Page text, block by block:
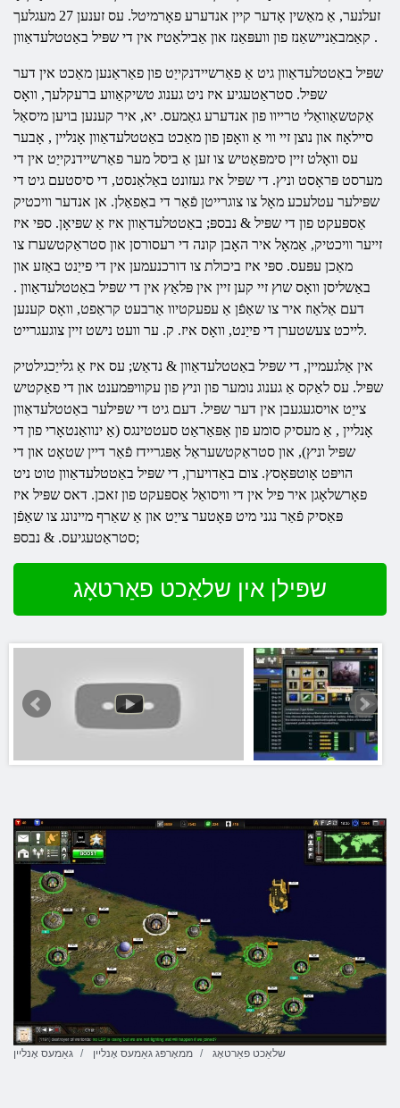
זעלנער, אַ מאַשין אָדער קיין אנדערע פאָרמיטל. עס זענען 27 מעגלעך
קאַמבאַניישאַנז פון וועפּאַנז און אַבילאַטיז אין די שפּיל .
שפּיל באַטטלעדאַוון גיט אַ פאַרשיידנקייַט פון פאַראַנען מאַכט אין דער
שפּיל. סטראַטעגיע איז ניט גענוג טשיקאַווע ברעקלעך, וואָס
אַקטשאַוואַלי טרייוו פון אנדערע גאַמעס. יא, איר קענען בויען מיסאַל
סיילאָוז און נוצן זיי ווי אַ וואָפן פון מאַכט באַטטלעדאַוון אָנליין , אָבער
עס וואָלט זיין סימפּאַטיש צו זען אַ ביסל מער פאַרשיידנקייַט אין די
מערסט פּראָסט וניץ. די שפּיל איז געזונט באַלאַנסט, די סיסטעם גיט די
שפּילער עטלעכע מאָל צו צוגרייטן פֿאַר די באַפאַלן. אן אנדער וויכטיק
אַספּעקט פון די שפּיל & נבספּ; באַטטלעדאַוון איז אַ שפּיאָן. ספּי איז
זייער וויכטיק, אַמאָל איר האָבן קונה די רעסורסן און סטראַקטשערז צו
מאַכן עפּעס. ספּי איז ביכולת צו דורכנעמען אין די פייַנט באַזע און
באַשליסן וואָס שוץ זיי קען זיין אין פּלאַץ אין די שפּיל באַטטלעדאַוון .
דעם אַלאַוז איר צו שאַפֿן אַ עפעקטיוו אַרבעט קראַפט, וואָס קענען
לייכט צעשטערן די פייַנט, וואָס איז. ק. ער וועט נישט זיין צוגעגרייט.
אין אַלגעמיין, די שפּיל באַטטלעדאַוון & נדאַש; עס איז אַ גלייַכגילטיק
שפּיל. עס לאַקס אַ גענוג נומער פון וניץ פון עקוויפּמענט און די פאַקטיש
צייַט אויסגעגעבן אין דער שפּיל. דעם גיט די שפּילער באַטטלעדאַוון
אָנליין , אַ מעסיק סומע פון ​​אַפּאַראַט סעטטינגס (אַ ינוואַנטאָרי פון די
שפּיל וניץ), און סטראַקטשעראַל אַפּגריידז פֿאַר דיין שטאָט און די
הויפּט אָוטפּאָסץ. צום באַדויערן, די שפּיל באַטטלעדאַוון טוט ניט
פאָרשלאָגן איר פיל אין די וויסואַל אַספּעקט פון זאכן. דאס שפּיל איז
פּאַסיק פֿאַר נגני מיט פּאָטער צייַט און אַ שאַרף מיינונג צו שאַפֿן
סטראַטעגיעס. & נבספּ;
שפּילן אין שלאַכט פאַרטאָג
גאַמעס אָנליין ממאָרפּג גאַמעס אָנליין שלאַכט פאַרטאָג